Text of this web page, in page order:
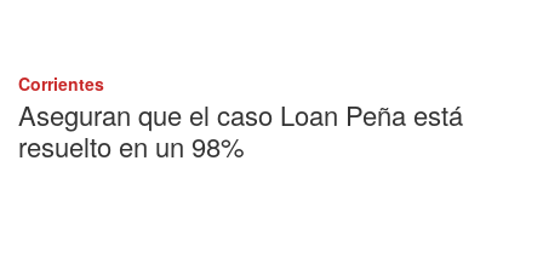
Corrientes
Aseguran que el caso Loan Peña está
resuelto en un 98%